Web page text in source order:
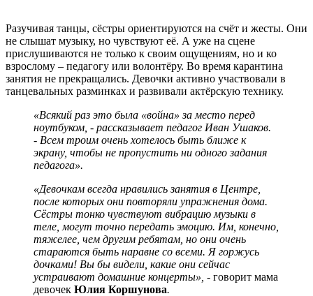
Разучивая танцы, сёстры ориентируются на счёт и жесты. Они
не слышат музыку, но чувствуют её. А уже на сцене
прислушиваются не только к своим ощущениям, но и ко
взрослому – педагогу или волонтёру. Во время карантина
занятия не прекращались. Девочки активно участвовали в
танцевальных разминках и развивали актёрскую технику.
«Всякий раз это была «война» за место перед
ноутбуком, - рассказывает педагог Иван Ушаков.
- Всем троим очень хотелось быть ближе к
экрану, чтобы не пропустить ни одного задания
педагога».
«Девочкам всегда нравились занятия в Центре,
после которых они повторяли упражнения дома.
Сёстры тонко чувствуют вибрацию музыки в
теле, могут точно передать эмоцию. Им, конечно,
тяжелее, чем другим ребятам, но они очень
стараются быть наравне со всеми. Я горжусь
дочками! Вы бы видели, какие они сейчас
устраивают домашние концерты», - говорит мама
девочек Юлия Коршунова.